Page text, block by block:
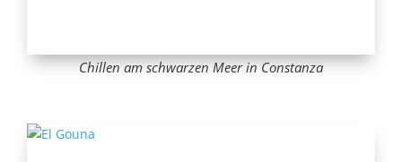
Chillen am schwarzen Meer in Constanza